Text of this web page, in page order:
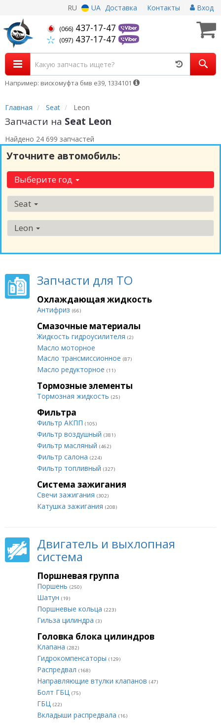
RU UA Доставка Контакты Вход
(066) 437-17-47
(097) 437-17-47
Например: вискомуфта бмв е39, 1334101
Главная Seat Leon
Запчасти на Seat Leon
Найдено 24 699 запчастей
Уточните автомобиль:
Выберите год
Seat
Leon
Запчасти для ТО
Охлаждающая жидкость
Антифриз (66)
Смазочные материалы
Жидкость гидроусилителя (2)
Масло моторное
Масло трансмиссионное (87)
Масло редукторное (11)
Тормозные элементы
Тормозная жидкость (25)
Фильтра
Фильтр АКПП (105)
Фильтр воздушный (381)
Фильтр масляный (462)
Фильтр салона (224)
Фильтр топливный (327)
Система зажигания
Свечи зажигания (302)
Катушка зажигания (208)
Двигатель и выхлопная
система
Поршневая группа
Поршень (250)
Шатун (19)
Поршневые кольца (223)
Гильза цилиндра (3)
Головка блока цилиндров
Клапана (282)
Гидрокомпенсаторы (129)
Распредвал (168)
Направляющие втулки клапанов (47)
Болт ГБЦ (75)
ГБЦ (22)
Вкладыши распредвала (16)